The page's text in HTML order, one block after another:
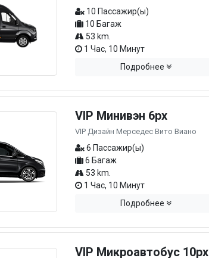
10 Пассажир(ы)
10 Багаж
53 km.
1 Час, 10 Минут
Подробнее
VIP Минивэн 6px
VIP Дизайн Мерседес Вито Виано
6 Пассажир(ы)
6 Багаж
53 km.
1 Час, 10 Минут
Подробнее
VIP Микроавтобус 10px